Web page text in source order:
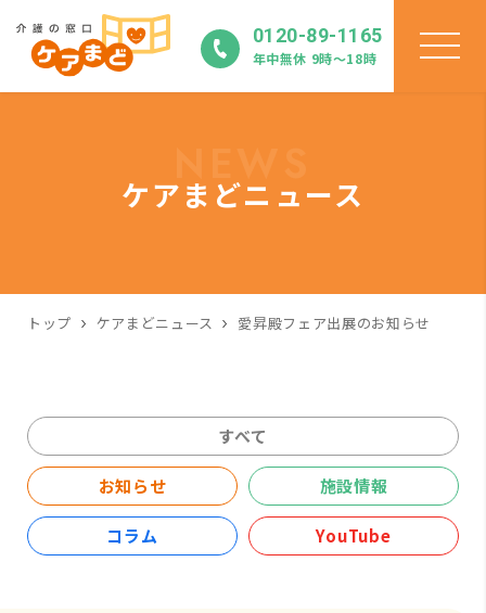
0120-89-1165
年中無休 9時〜18時
ケアまどニュース
トップ ケアまどニュース 愛昇殿フェア出展のお知らせ
すべて
お知らせ 施設情報
コラム YouTube